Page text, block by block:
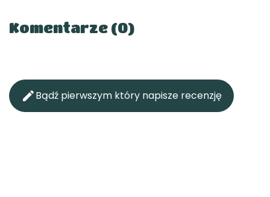
Komentarze (0)
Bądź pierwszym który napisze recenzję